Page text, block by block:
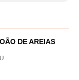
DE AREIAS